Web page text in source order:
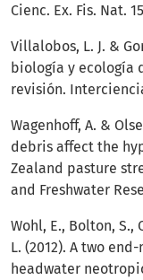
Cienc. Ex. Fis. Nat.
Villalobos, L. J. &
biología y ecología
revisión.
Wagenhoff, A. &
debris affect the
Zealand pasture
and Freshwater
Wohl, E., Bolton, S.,
L. (2012). A two
headwater